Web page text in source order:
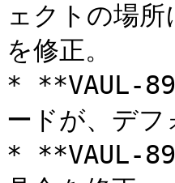
ェクトの場
を修正。
* **VAUL-
ードが、デ
* **VAUL-